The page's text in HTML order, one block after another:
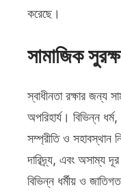
করেছে।
সামাজিক
স্বাধীনতা রক্ষার জন্য
অপরিহার্য। বিভিন্ন
সম্প্রীতি ও সহাবস্থান
দারিদ্র্য, এবং অসাম্য
বিভিন্ন ধর্মীয় ও